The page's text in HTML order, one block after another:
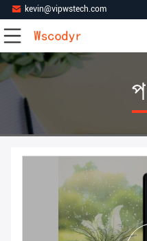
kevin@vipwstech.com